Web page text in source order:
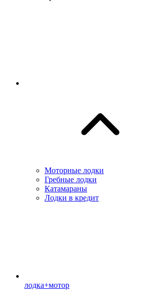
Моторные лодки
Гребные лодки
Катамараны
Лодки в кредит
лодка+мотор